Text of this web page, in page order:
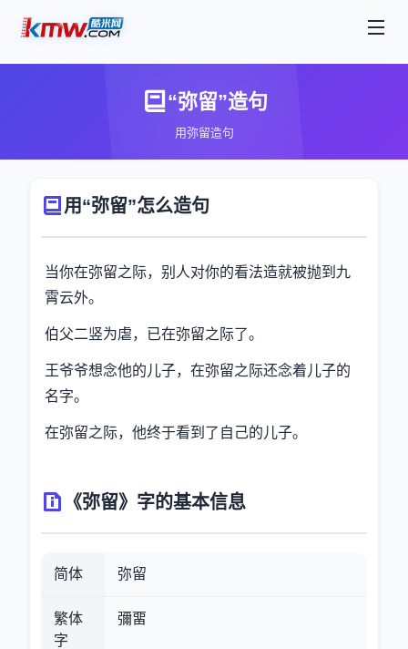
“弥留”造句
用弥留造句
用“弥留”怎么造句
当你在弥留之际，别人对你的看法造就被抛到九
霄云外。
伯父二竖为虐，已在弥留之际了。
王爷爷想念他的儿子，在弥留之际还念着儿子的
名字。
在弥留之际，他终于看到了自己的儿子。
《弥留》字的基本信息
简体 弥留
繁体
字
彌畱